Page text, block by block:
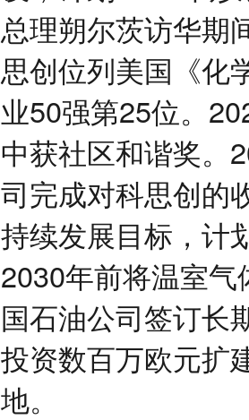
总理朔尔茨访华期
思创位列美国《化
业50强第25位。
中获社区和谐奖。
司完成对科思创的
持续发展目标，计
2030年前将温室
国石油公司签订长
投资数百万欧元扩
地。